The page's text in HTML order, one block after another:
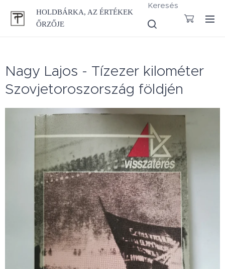
HOLDBÁRKA, AZ ÉRTÉKEK
ŐRZŐJE
Keresés
Nagy Lajos - Tízezer kilométer
Szovjetoroszország földjén